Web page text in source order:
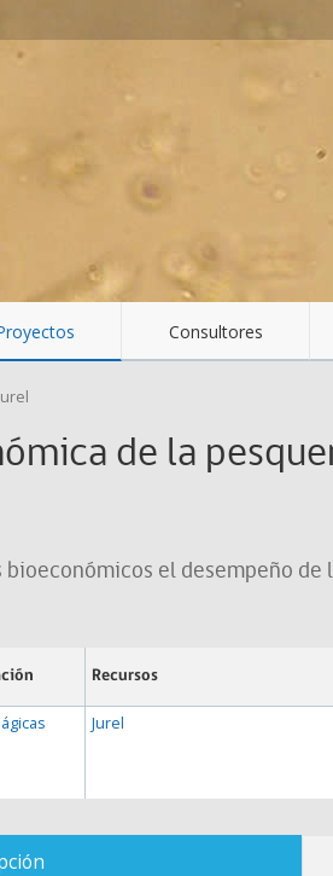
Consultores
de la
bioeconómicos el desempeño
Recursos
Jurel